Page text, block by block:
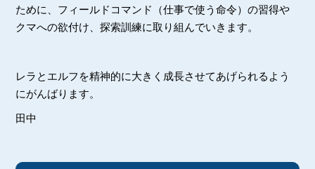
ために、フィールドコマンド（仕事で使う命令）の習得や
クマへの欲付け、探索訓練に取り組んでいきます。
レラとエルフを精神的に大きく成長させてあげられるよう
にがんばります。
田中